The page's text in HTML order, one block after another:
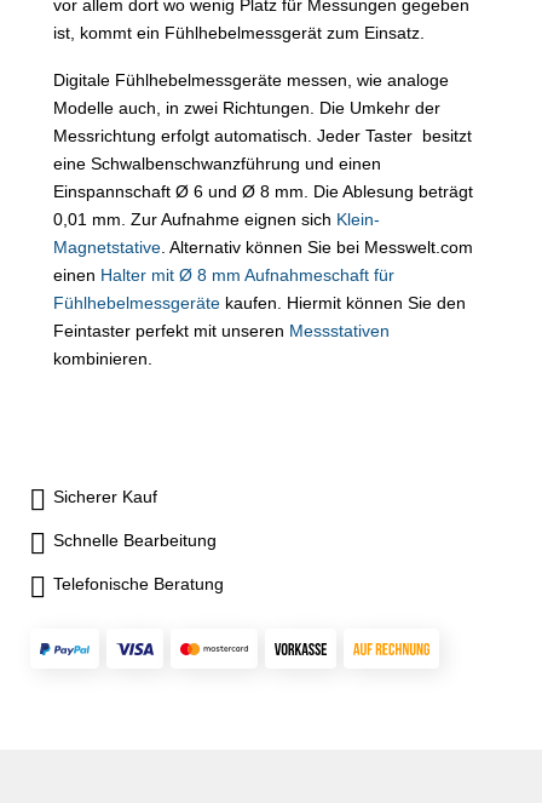
vor allem dort wo wenig Platz für Messungen gegeben
ist, kommt ein Fühlhebelmessgerät zum Einsatz.
Digitale Fühlhebelmessgeräte messen, wie analoge
Modelle auch, in zwei Richtungen. Die Umkehr der
Messrichtung erfolgt automatisch. Jeder Taster besitzt
eine Schwalbenschwanzführung und einen
Einspannschaft Ø 6 und Ø 8 mm. Die Ablesung beträgt
0,01 mm. Zur Aufnahme eignen sich Klein-
Magnetstative . Alternativ können Sie bei Messwelt.com
einen Halter mit Ø 8 mm Aufnahmeschaft für
Fühlhebelmessgeräte kaufen. Hiermit können Sie den
Feintaster perfekt mit unseren Messstativen
kombinieren.
Sicherer Kauf
Schnelle Bearbeitung
Telefonische Beratung